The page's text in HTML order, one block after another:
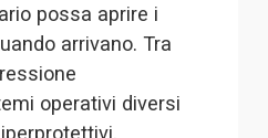
possa aprire i
arrivano. Tra
operativi diversi